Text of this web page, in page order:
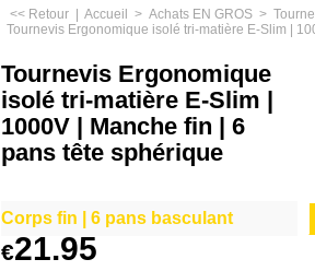
<< Retour | Accueil > Achats EN GROS >
Tournevis Ergonomique isolé tri-matière E-Slim |
Tournevis Ergonomique
isolé tri-matière E-Slim |
1000V | Manche fin | 6
pans tête sphérique
Corps fin | 6 pans basculant
€21.95